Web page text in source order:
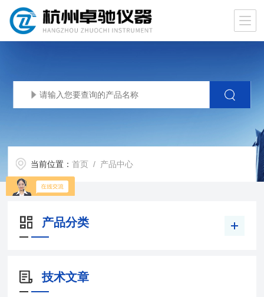
当前位置：首页 / 产品中心
产品分类
技术文章